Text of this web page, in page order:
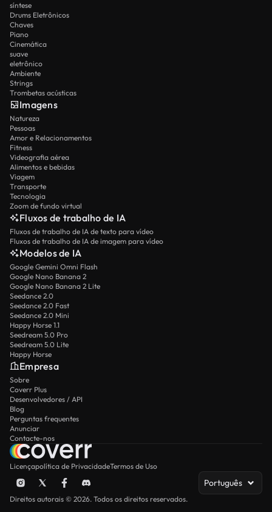
síntese
Drums Eletrônicos
Chaves
Piano
Cinemática
suave
eletrônico
Ambiente
Strings
Trombetas acústicas
Imagens
Natureza
Pessoas
Amor e Relacionamentos
Fitness
Videografia aérea
Alimentos e bebidas
Viagem
Transporte
Tecnologia
Zoom de fundo virtual
Fluxos de trabalho de IA
Fluxos de trabalho de IA de texto para vídeo
Fluxos de trabalho de IA de imagem para vídeo
Modelos de IA
Google Gemini Omni Flash
Google Nano Banana 2
Google Nano Banana 2 Lite
Seedance 2.0
Seedance 2.0 Fast
Seedance 2.0 Mini
Happy Horse 1.1
Seedream 5.0 Pro
Seedream 5.0 Lite
Happy Horse
Empresa
Sobre
Coverr Plus
Desenvolvedores / API
Blog
Perguntas frequentes
Anunciar
Contacte-nos
Licençapolítica de PrivacidadeTermos de Uso
Português
Direitos autorais © 2026. Todos os direitos reservados.